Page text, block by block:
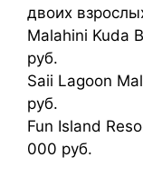
двоих
Malahini Kuda
руб.
Saii Lagoon
руб.
Fun Island
000 руб.